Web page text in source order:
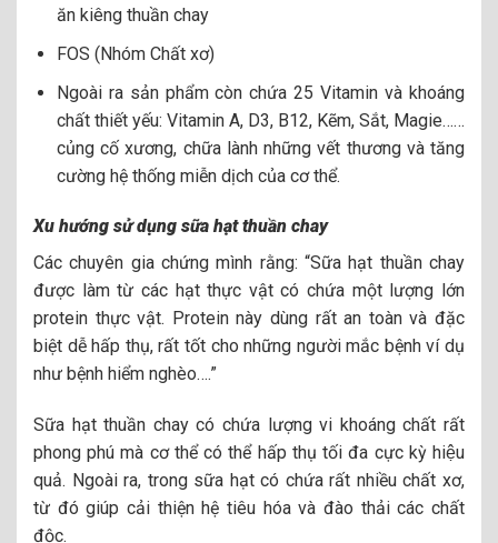
ăn kiêng thuần chay
FOS (Nhóm Chất xơ)
Ngoài ra sản phẩm còn chứa 25 Vitamin và khoáng
chất thiết yếu: Vitamin A, D3, B12, Kẽm, Sắt, Magie……
củng cố xương, chữa lành những vết thương và tăng
cường hệ thống miễn dịch của cơ thể.
Xu hướng sử dụng sữa hạt thuần chay
Các chuyên gia chứng mình rằng: “Sữa hạt thuần chay
được làm từ các hạt thực vật có chứa một lượng lớn
protein thực vật. Protein này dùng rất an toàn và đặc
biệt dễ hấp thụ, rất tốt cho những người mắc bệnh ví dụ
như bệnh hiểm nghèo….”
Sữa hạt thuần chay có chứa lượng vi khoáng chất rất
phong phú mà cơ thể có thể hấp thụ tối đa cực kỳ hiệu
quả. Ngoài ra, trong sữa hạt có chứa rất nhiều chất xơ,
từ đó giúp cải thiện hệ tiêu hóa và đào thải các chất
độc.